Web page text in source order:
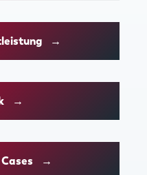
→
→
Cases →